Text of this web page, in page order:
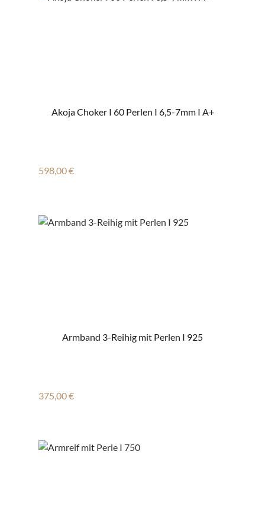
Akoja Choker I 60 Perlen I 6,5-7mm I A+
Regulärer Preis:
598,00 €
Armband 3-Reihig mit Perlen I 925
Regulärer Preis:
375,00 €